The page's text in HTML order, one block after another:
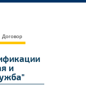
Договор
и